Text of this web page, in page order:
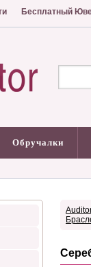
Бесплатный
Обручалки